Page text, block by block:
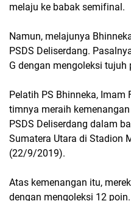
melaju ke babak semifinal.
Namun, melajunya
PSDS Deliserdang.
G dengan mengoleksi tujuh
Pelatih PS Bhinneka,
timnya meraih
PSDS Deliserdang dalam
Sumatera Utara di Stadion
(22/9/2019).
Atas kemenangan itu,
dengan mengoleksi 12